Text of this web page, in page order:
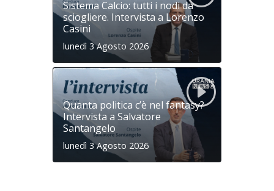
Sistema Calcio: tutti i nodi da
sciogliere. Intervista a Lorenzo
Casini
lunedì 3 Agosto 2026
Quanta politica c’è nel fantasy?
Intervista a Salvatore
Santangelo
lunedì 3 Agosto 2026